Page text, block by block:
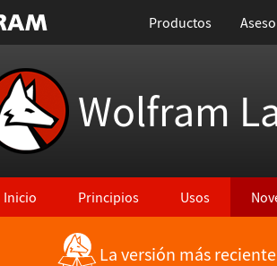
Productos
Wolfram
Inicio Principios Usos
Regresar a Características más recientes
La versión más